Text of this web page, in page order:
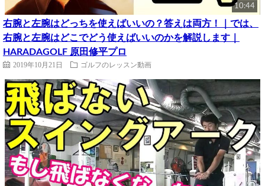
10:44
右腕と左腕はどっちを使えばいいの？答えは両方！｜では、
右腕と左腕はどこでどう使えばいいのかを解説します｜
HARADAGOLF 原田修平プロ
2019年10月21日 ゴルフのレッスン動画